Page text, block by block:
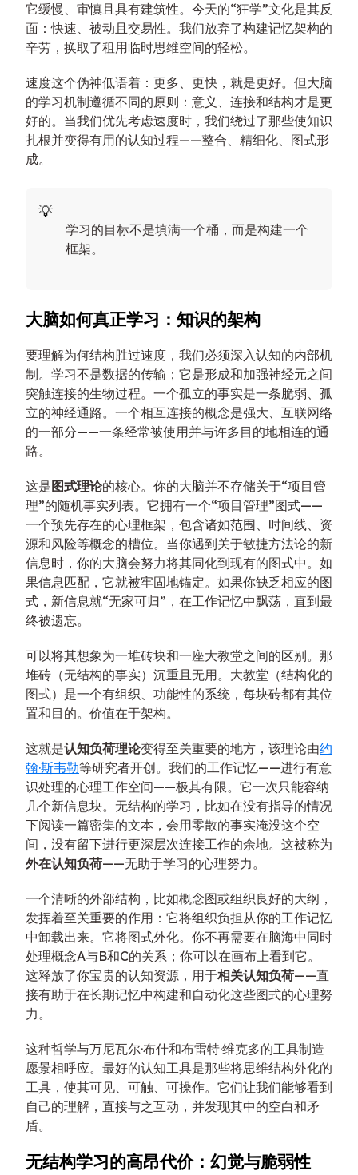
它缓慢、审慎且具有建筑性。今天的“狂学”文化是其反
面：快速、被动且交易性。我们放弃了构建记忆架构的
辛劳，换取了租用临时思维空间的轻松。
速度这个伪神低语着：更多、更快，就是更好。但大脑
的学习机制遵循不同的原则：意义、连接和结构才是更
好的。当我们优先考虑速度时，我们绕过了那些使知识
扎根并变得有用的认知过程——整合、精细化、图式形
成。
学习的目标不是填满一个桶，而是构建一个
框架。
大脑如何真正学习：知识的架构
要理解为何结构胜过速度，我们必须深入认知的内部机
制。学习不是数据的传输；它是形成和加强神经元之间
突触连接的生物过程。一个孤立的事实是一条脆弱、孤
立的神经通路。一个相互连接的概念是强大、互联网络
的一部分——一条经常被使用并与许多目的地相连的通
路。
这是 图式理论的核心。你的大脑并不存储关于“项目管
理”的随机事实列表。它拥有一个“项目管理”图式——
一个预先存在的心理框架，包含诸如范围、时间线、资
源和风险等概念的槽位。当你遇到关于敏捷方法论的新
信息时，你的大脑会努力将其同化到现有的图式中。如
果信息匹配，它就被牢固地锚定。如果你缺乏相应的图
式，新信息就“无家可归”，在工作记忆中飘荡，直到最
终被遗忘。
可以将其想象为一堆砖块和一座大教堂之间的区别。那
堆砖（无结构的事实）沉重且无用。大教堂（结构化的
图式）是一个有组织、功能性的系统，每块砖都有其位
置和目的。价值在于架构。
这就是认知负荷理论变得至关重要的地方，该理论由约
翰·斯韦勒等研究者开创。我们的工作记忆——进行有意
识处理的心理工作空间——极其有限。它一次只能容纳
几个新信息块。无结构的学习，比如在没有指导的情况
下阅读一篇密集的文本，会用零散的事实淹没这个空
间，没有留下进行更深层次连接工作的余地。这被称为
外在认知负荷——无助于学习的心理努力。
一个清晰的外部结构，比如概念图或组织良好的大纲，
发挥着至关重要的作用：它将组织负担从你的工作记忆
中卸载出来。它将图式外化。你不再需要在脑海中同时
处理概念A与B和C的关系；你可以在画布上看到它。
这释放了你宝贵的认知资源，用于相关认知负荷——直
接有助于在长期记忆中构建和自动化这些图式的心理努
力。
这种哲学与万尼瓦尔·布什和布雷特·维克多的工具制造
愿景相呼应。最好的认知工具是那些将思维结构外化的
工具，使其可见、可触、可操作。它们让我们能够看到
自己的理解，直接与之互动，并发现其中的空白和矛
盾。
无结构学习的高昂代价：幻觉与脆弱性